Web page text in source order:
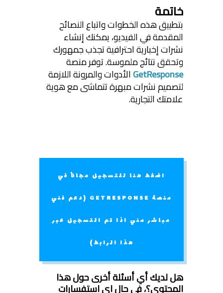
خاتمة
بتطبيق هذه الخطوات واتباع النصائح
المقدمة في الفيديو، يمكنك إنشاء
نشرات إخبارية احترافية تجذب جمهورك
وتحقق نتائج ملموسة. توفر منصة
GetResponseالأدوات والمرونة اللازمة
لتصميم نشرات مبهرة تتماشى مع هوية
علامتك التجارية.
اضغط هنا للتسجيل مجاناً في
منصة GETRESPONSE (دعم فني
مباشر مني اذا تم التسجيل عبر
هذا الرابط)
هل لديك أي أسئلة أخرى حول هذا
المحتوى؟،في حال اي استفسارات